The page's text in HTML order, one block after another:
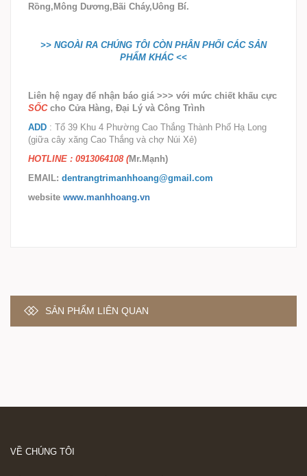
Rồng,Mông Dương,Bãi Cháy,Uông Bí.
>> NGOÀI RA CHÚNG TÔI CÒN PHÂN PHỐI CÁC SẢN
PHẨM KHÁC<<
Liên hệ ngay để nhận báo giá >>> với mức chiết khấu cực
SỐCcho Cửa Hàng, Đại Lý và Công Trình
ADD : Tổ 39 Khu 4 Phường Cao Thắng Thành Phố Hạ Long
(giữa cây xăng Cao Thắng và chợ Núi Xẻ)
HOTLINE : 0913064108(Mr.Mạnh)
EMAIL: dentrangtrimanhhoang@gmail.com
website www.manhhoang.vn
SẢN PHẨM LIÊN QUAN
VỀ CHÚNG TÔI